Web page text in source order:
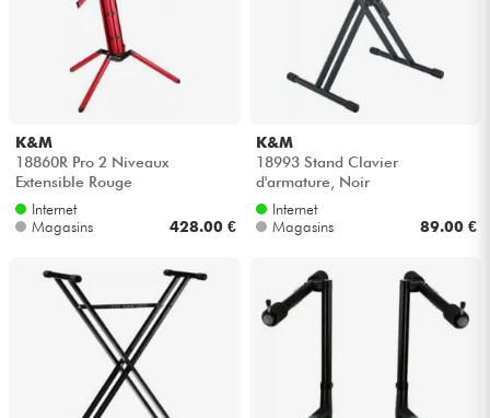
Violons & Quatuor
Eveil Musical
Câbles & Access.
Voir nos marques
K&M
18860R Pro 2 Niveaux
Extensible Rouge
Internet
Magasins
428.00 €
K&M
18993 Stand Clavier
d'armature, Noir
Internet
Magasins
89.00 €